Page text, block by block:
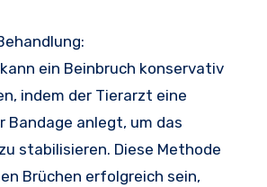
ein Beinbruch konservativ
indem der Tierarzt eine
Bandage anlegt, um das
stabilisieren. Diese Methode
Brüchen erfolgreich sein,